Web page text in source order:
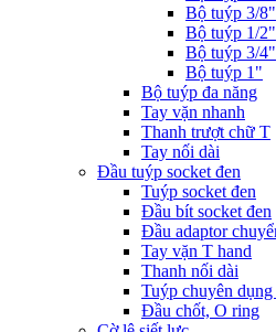
Bộ tuýp 3/8"
Bộ tuýp 1/2"
Bộ tuýp 3/4"
Bộ tuýp 1"
Bộ tuýp đa năng
Tay vặn nhanh
Thanh trượt chữ T
Tay nối dài
Đầu tuýp socket đen
Tuýp socket đen
Đầu bít socket đen
Đầu adaptor
Tay vặn T hand
Thanh nối dài
Tuýp chuyên dụng
Đầu chốt, O ring